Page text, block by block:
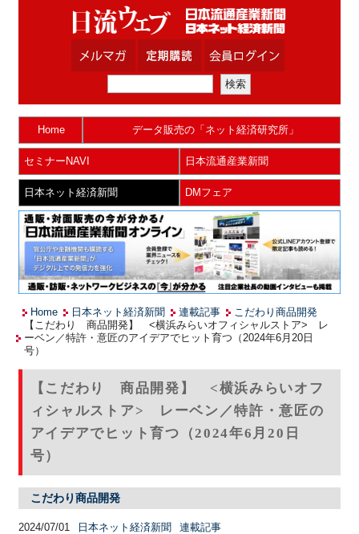
Home データ販売の「ネット経済研究所」
セミナーNAVI 日本流通産業新聞
日本ネット経済新聞 DMフェア
Home 日本ネット経済新聞 連載記事
こだわり商品開発
【こだわり 商品開発】 <横浜みらいオフィシャルストア> レ
ーベン／特許・意匠のアイデアでヒット育つ（2024年6月20日
号）
【こだわり 商品開発】 <横浜みらいオフ
ィシャルストア> レーベン／特許・意匠の
アイデアでヒット育つ（2024年6月20日
号）
こだわり商品開発
2024/07/01 日本ネット経済新聞 連載記事